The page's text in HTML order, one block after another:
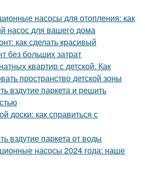
насосы для отопления: как
насос для вашего дома
как сделать красивый
без больших затрат
квартир с детской. Как
пространство детской зоны
вздутие паркета и решить
доски: как справиться с
вздутие паркета от воды
насосы 2024 года: наше